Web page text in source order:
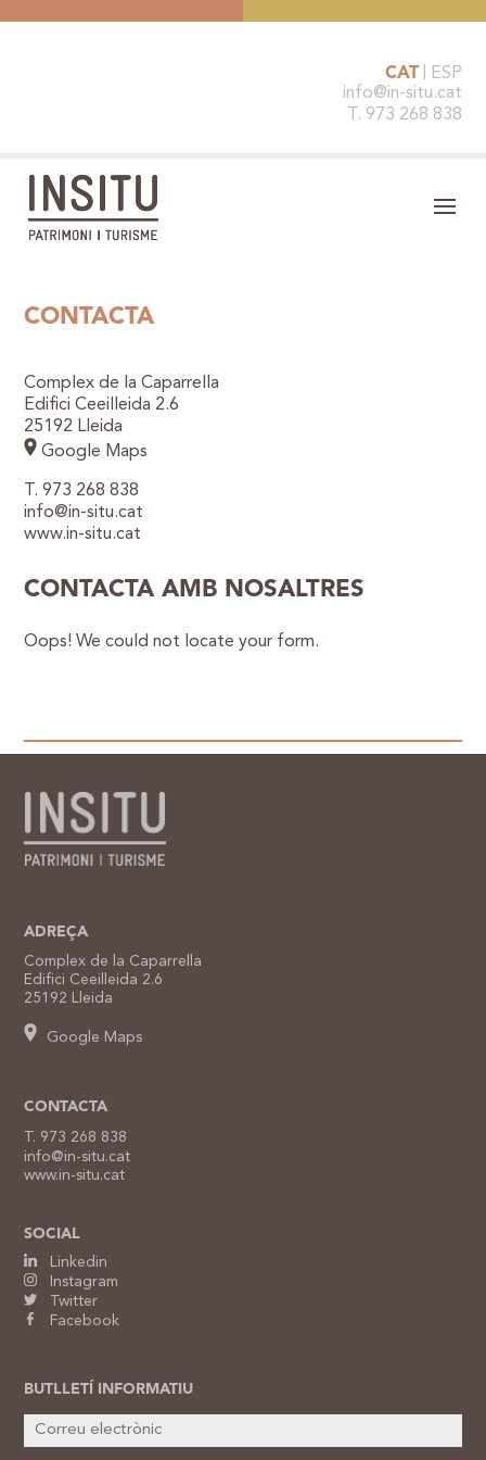
ESP
CAT
info@in-situ.cat
T. 973 268 838
CONTACTA
Complex de la Caparrella
Edifici Ceeilleida 2.6
25192 Lleida
Google Maps
T. 973 268 838
info@in-situ.cat
www.in-situ.cat
CONTACTA AMB NOSALTRES
Oops! We could not locate your form.
ADREÇA
Complex de la Caparrella
Edifici Ceeilleida 2.6
25192 Lleida
Google Maps
CONTACTA
T. 973 268 838
info@in-situ.cat
www.in-situ.cat
SOCIAL
Linkedin
Instagram
Twitter
Facebook
BUTLLETÍ INFORMATIU